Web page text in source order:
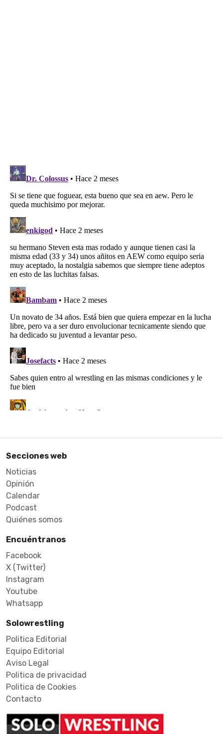
Secciones web
Noticias
Opinión
Calendar
Podcast
Quiénes somos
Encuéntranos
Facebook
X (Twitter)
Instagram
Youtube
Whatsapp
Solowrestling
Politica Editorial
Equipo Editorial
Aviso Legal
Politica de privacidad
Politica de Cookies
Contacto